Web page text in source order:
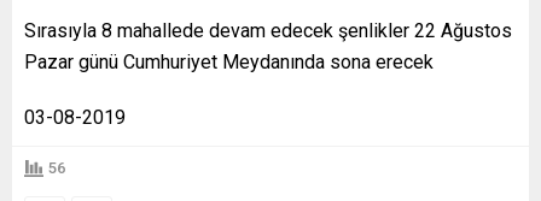
Sırasıyla 8 mahallede devam edecek şenlikler 22 Ağustos
Pazar günü Cumhuriyet Meydanında sona erecek
03-08-2019
56